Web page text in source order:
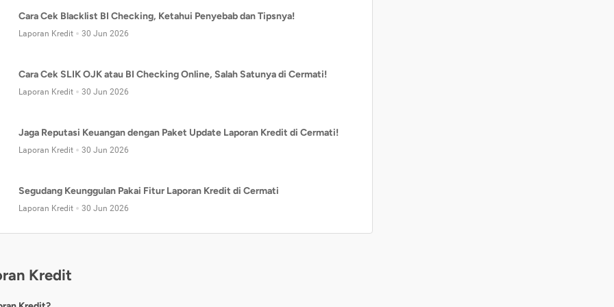
Cara Cek Blacklist BI Checking, Ketahui Penyebab dan Tipsnya!
Laporan Kredit 30 Jun 2026
Cara Cek SLIK OJK atau BI Checking Online, Salah Satunya di Cermati!
Laporan Kredit 30 Jun 2026
Jaga Reputasi Keuangan dengan Paket Update Laporan Kredit di Cermati!
Laporan Kredit 30 Jun 2026
Segudang Keunggulan Pakai Fitur Laporan Kredit di Cermati
Laporan Kredit 30 Jun 2026
Kredit